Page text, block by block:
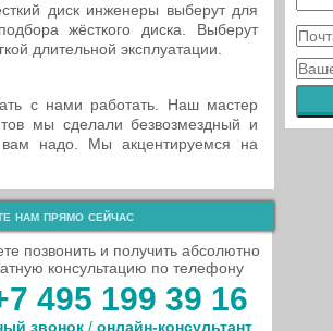
диск инженеры выберут для
жёсткого диска. Выберут
длительной эксплуатации.
с нами работать. Наш мастер
мы сделали безвозмездный и
надо. Мы акцентируемся на
нам прямо сейчас
позвонить и получить абсолютно
консультацию по телефону
495 199 39 16
звонок / онлайн‑консультант